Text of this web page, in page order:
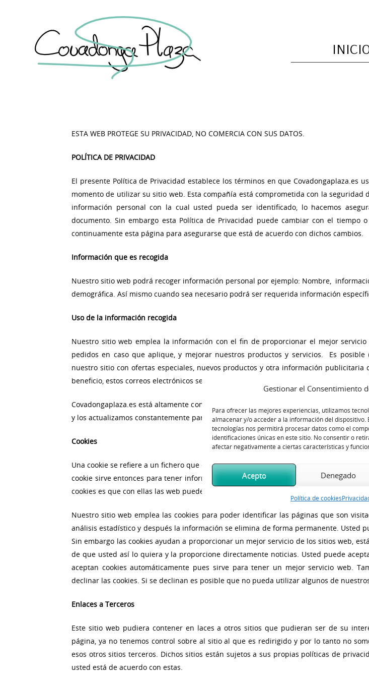
Gestionar el Consentimiento
Para ofrecer las mejores experiencias, utilizamos
almacenar y/o acceder a la información del dispositivo.
tecnologías nos permitirá procesar datos como el
identificaciones únicas en este sitio. No consentir o
afectar negativamente a ciertas características y
Acepto Denegado
Política de cookies
ESTA WEB PROTEGE SU PRIVACIDAD, NO COMERCIA CON SUS DATOS.
POLÍTICA DE PRIVACIDAD
El presente Política de Privacidad establece los términos en queCovadongaplaza.es
momento de utilizar su sitio web. Esta compañía está comprometida con la
información personal con la cual usted pueda ser identificado, lo hacemos
documento. Sin embargo esta Política de Privacidad puede cambiar con el tiempo
continuamente esta página para asegurarse que está de acuerdo con dichos cambios.
Información que es recogida
Nuestro sitio web podrá recoger información personal por ejemplo: Nombre,
demográfica. Así mismo cuando sea necesario podrá ser requerida información
Uso de la información recogida
Nuestro sitio web emplea la información con el fin de proporcionar el mejor
pedidos en caso que aplique, y mejorar nuestros productos y servicios. Es
nuestro sitio con ofertas especiales, nuevos productos y otra información
beneficio, estos correos electrónicos serán enviados a la dirección que usted
Covadongaplaza.es está altamente comprometido para cumplir con el compromiso de
y los actualizamos constantemente para asegurarnos que no exista ningún acceso no
Cookies
Una cookie se refiere a un fichero que es enviado con la finalidad de solicitar permiso
cookie sirve entonces para tener información respecto al tráfico web, y también
cookies es que con ellas las web pueden reconocerte individualmente y por tanto
Nuestro sitio web emplea las cookies para poder identificar las páginas que son
análisis estadístico y después la información se elimina de forma permanente. Usted
Sin embargo las cookies ayudan a proporcionar un mejor servicio de los sitios web,
de que usted así lo quiera y la proporcione directamente noticias. Usted puede
aceptan cookies automáticamente pues sirve para tener un mejor servicio web.
declinar las cookies. Si se declinan es posible que no pueda utilizar algunos de
Enlaces a Terceros
Este sitio web pudiera contener en laces a otros sitios que pudieran ser de su
página, ya no tenemos control sobre al sitio al que es redirigido y por lo tanto no
esos otros sitios terceros. Dichos sitios están sujetos a sus propias políticas de
usted está de acuerdo con estas.